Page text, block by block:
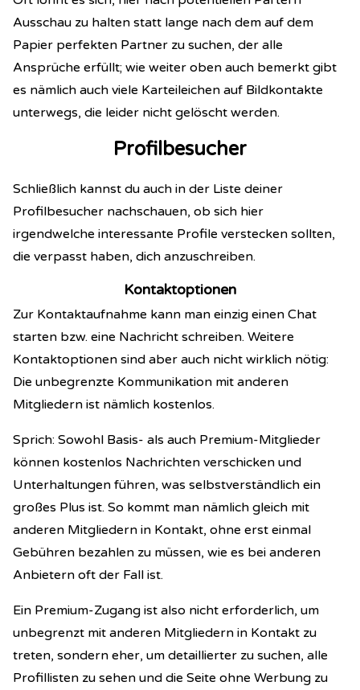
Ausschau zu halten statt lange nach dem auf dem
Papier perfekten Partner zu suchen, der alle
Ansprüche erfüllt; wie weiter oben auch bemerkt gibt
es nämlich auch viele Karteileichen auf Bildkontakte
unterwegs, die leider nicht gelöscht werden.
Profilbesucher
Schließlich kannst du auch in der Liste deiner
Profilbesucher nachschauen, ob sich hier
irgendwelche interessante Profile verstecken sollten,
die verpasst haben, dich anzuschreiben.
Kontaktoptionen
Zur Kontaktaufnahme kann man einzig einen Chat
starten bzw. eine Nachricht schreiben. Weitere
Kontaktoptionen sind aber auch nicht wirklich nötig:
Die unbegrenzte Kommunikation mit anderen
Mitgliedern ist nämlich kostenlos.
Sprich: Sowohl Basis- als auch Premium-Mitglieder
können kostenlos Nachrichten verschicken und
Unterhaltungen führen, was selbstverständlich ein
großes Plus ist. So kommt man nämlich gleich mit
anderen Mitgliedern in Kontakt, ohne erst einmal
Gebühren bezahlen zu müssen, wie es bei anderen
Anbietern oft der Fall ist.
Ein Premium-Zugang ist also nicht erforderlich, um
unbegrenzt mit anderen Mitgliedern in Kontakt zu
treten, sondern eher, um detaillierter zu suchen, alle
Profillisten zu sehen und die Seite ohne Werbung zu